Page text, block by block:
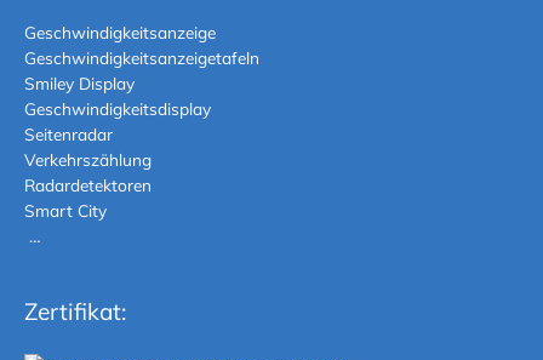
Geschwindigkeitsanzeige
Geschwindigkeitsanzeigetafeln
Smiley Display
Geschwindigkeitsdisplay
Seitenradar
Verkehrszählung
Radardetektoren
Smart City
…
Zertifikat: